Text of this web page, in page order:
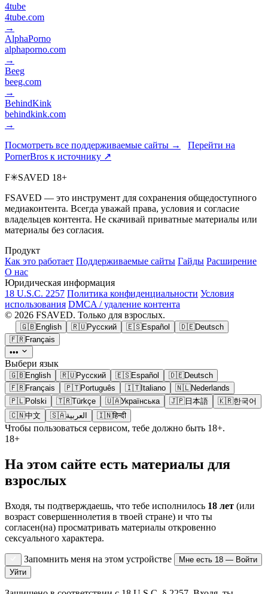
4tube
4tube.com
→
AlphaPorno
alphaporno.com
→
Beeg
beeg.com
→
BehindKink
behindkink.com
→
Посмотреть все поддерживаемые сайты →
Перейти на
PornerBros к источнику ↗
F✳SAVED 18+
FSAVED — это инструмент для сохранения общедоступного
медиаконтента. Всегда уважай права, условия и согласие
владельцев контента. Не скачивай приватные материалы или
материалы без согласия.
Продукт
Как это работает Поддерживаемые сайты Гайды Расширение
О нас
Юридическая информация
18 U.S.C. 2257 Политика конфиденциальности Условия
использования DMCA / удаление контента
© 2026 FSAVED. Только для взрослых.
🇬🇧English 🇷🇺Русский 🇪🇸Español 🇩🇪Deutsch
🇫🇷Français
•••
Выбери язык
🇬🇧English 🇷🇺Русский 🇪🇸Español 🇩🇪Deutsch
🇫🇷Français 🇵🇹Português 🇮🇹Italiano 🇳🇱Nederlands
🇵🇱Polski 🇹🇷Türkçe 🇺🇦Українська 🇯🇵日本語 🇰🇷한국어
🇨🇳中文 🇸🇦العربية 🇮🇳हिन्दी
Чтобы пользоваться сервисом, тебе должно быть 18+.
18+
На этом сайте есть материалы для
взрослых
Входя, ты подтверждаешь, что тебе исполнилось 18 лет (или
возраст совершеннолетия в твоей стране) и что ты
согласен(на) просматривать материалы откровенно
сексуального характера.
Запомнить меня на этом устройстве
Мне есть 18 — Войти
Уйти